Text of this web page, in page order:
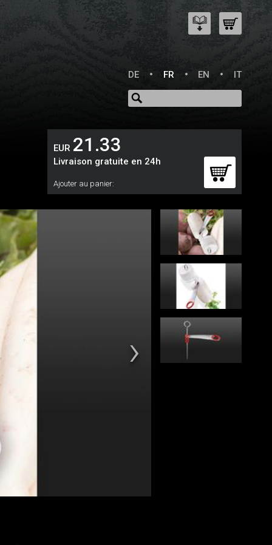
DE FR EN IT
EUR 21.33
Livraison gratuite en 24h
Ajouter au panier: